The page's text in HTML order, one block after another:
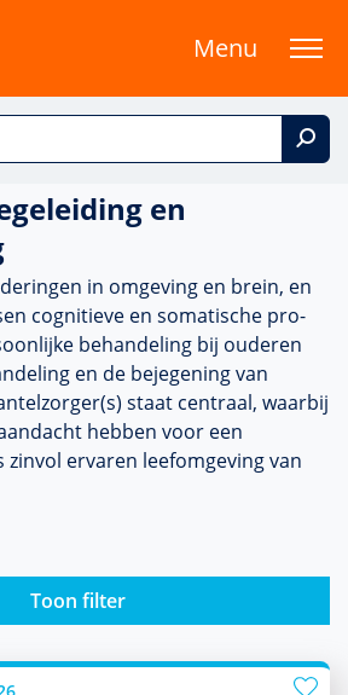
Menu
en
in omge­ving en brein, en
cogni­tieve en somatische pro­
behan­del­ing bij ouderen
en de bejegening van
staat centraal, waarbij
hebben voor een
ervaren leefomge­ving van
Toon filter